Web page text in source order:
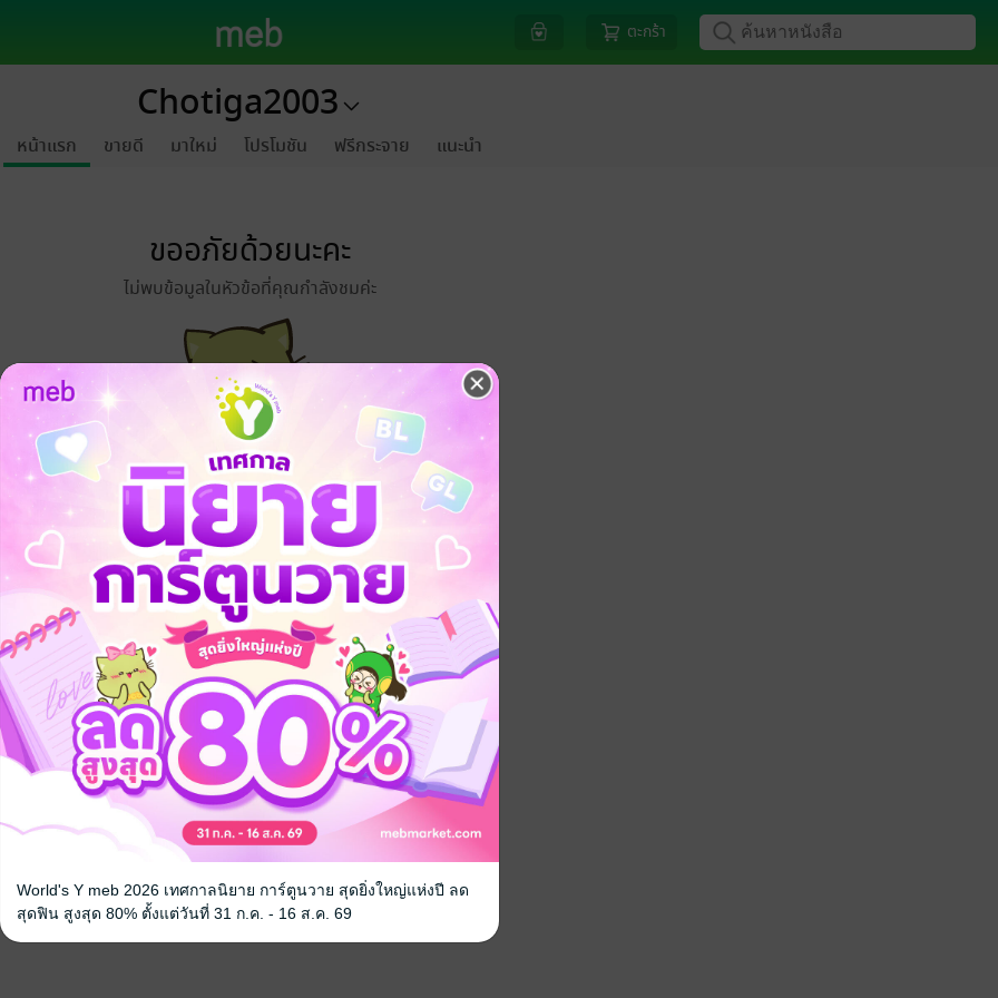
ตะกร้า
Chotiga2003
หน้าแรก ขายดี มาใหม่ โปรโมชัน ฟรีกระจาย แนะนำ
ขออภัยด้วยนะคะ
ไม่พบข้อมูลในหัวข้อที่คุณกำลังชมค่ะ
World's Y meb 2026 เทศกาลนิยาย การ์ตูนวาย สุดยิ่งใหญ่แห่งปี ลด
สุดฟิน สูงสุด 80% ตั้งแต่วันที่ 31 ก.ค. - 16 ส.ค. 69